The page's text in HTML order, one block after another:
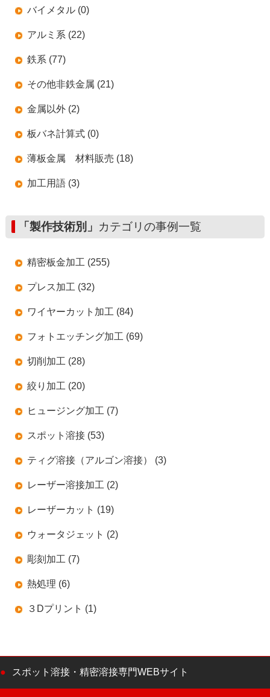
バイメタル (0)
アルミ系 (22)
鉄系 (77)
その他非鉄金属 (21)
金属以外 (2)
板バネ計算式 (0)
薄板金属 材料販売 (18)
加工用語 (3)
「製作技術別」 カテゴリの事例一覧
精密板金加工 (255)
プレス加工 (32)
ワイヤーカット加工 (84)
フォトエッチング加工 (69)
切削加工 (28)
絞り加工 (20)
ヒュージング加工 (7)
スポット溶接 (53)
ティグ溶接（アルゴン溶接） (3)
レーザー溶接加工 (2)
レーザーカット (19)
ウォータジェット (2)
彫刻加工 (7)
熱処理 (6)
３Dプリント (1)
スポット溶接・精密溶接専門WEBサイト